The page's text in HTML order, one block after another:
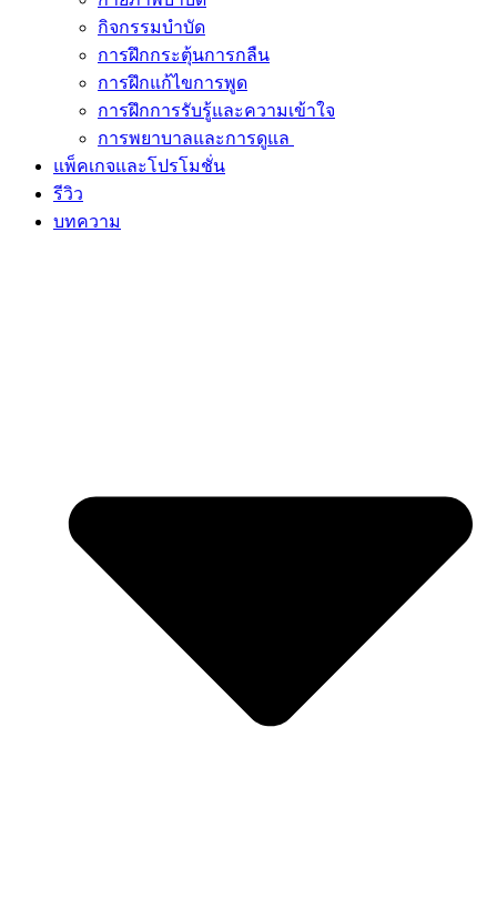
กิจกรรมบำบัด
การฝึกกระตุ้นการกลืน
การฝึกแก้ไขการพูด
การฝึกการรับรู้และความเข้าใจ
การพยาบาลและการดูแล
แพ็คเกจและโปรโมชั่น
รีวิว
บทความ